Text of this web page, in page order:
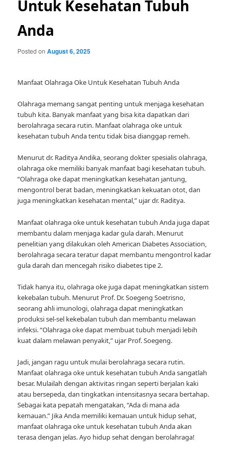
Untuk Kesehatan Tubuh
Anda
Posted onAugust 6, 2025
Manfaat Olahraga Oke Untuk Kesehatan Tubuh Anda
Olahraga memang sangat penting untuk menjaga kesehatan
tubuh kita. Banyak manfaat yang bisa kita dapatkan dari
berolahraga secara rutin. Manfaat olahraga oke untuk
kesehatan tubuh Anda tentu tidak bisa dianggap remeh.
Menurut dr. Raditya Andika, seorang dokter spesialis olahraga,
olahraga oke memiliki banyak manfaat bagi kesehatan tubuh.
“Olahraga oke dapat meningkatkan kesehatan jantung,
mengontrol berat badan, meningkatkan kekuatan otot, dan
juga meningkatkan kesehatan mental,” ujar dr. Raditya.
Manfaat olahraga oke untuk kesehatan tubuh Anda juga dapat
membantu dalam menjaga kadar gula darah. Menurut
penelitian yang dilakukan oleh American Diabetes Association,
berolahraga secara teratur dapat membantu mengontrol kadar
gula darah dan mencegah risiko diabetes tipe 2.
Tidak hanya itu, olahraga oke juga dapat meningkatkan sistem
kekebalan tubuh. Menurut Prof. Dr. Soegeng Soetrisno,
seorang ahli imunologi, olahraga dapat meningkatkan
produksi sel-sel kekebalan tubuh dan membantu melawan
infeksi. “Olahraga oke dapat membuat tubuh menjadi lebih
kuat dalam melawan penyakit,” ujar Prof. Soegeng.
Jadi, jangan ragu untuk mulai berolahraga secara rutin.
Manfaat olahraga oke untuk kesehatan tubuh Anda sangatlah
besar. Mulailah dengan aktivitas ringan seperti berjalan kaki
atau bersepeda, dan tingkatkan intensitasnya secara bertahap.
Sebagai kata pepatah mengatakan, “Ada di mana ada
kemauan.” Jika Anda memiliki kemauan untuk hidup sehat,
manfaat olahraga oke untuk kesehatan tubuh Anda akan
terasa dengan jelas. Ayo hidup sehat dengan berolahraga!